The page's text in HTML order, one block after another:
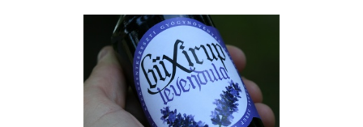
SZILVAPÁLINKÁJA